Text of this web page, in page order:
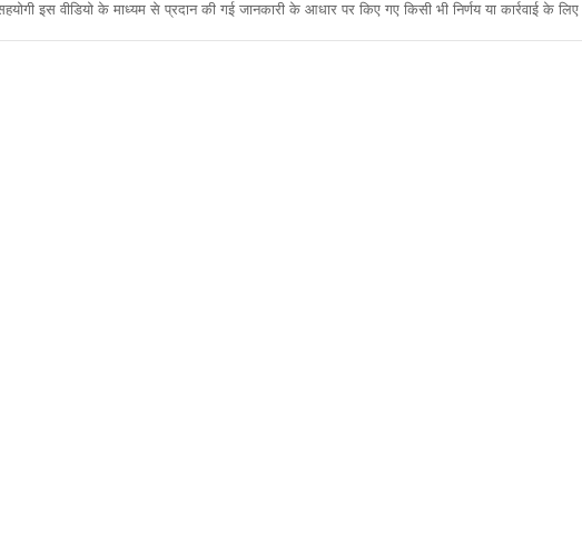
इस वीडियो के माध्यम से प्रदान की गई जानकारी के आधार पर किए गए किसी भी निर्णय या कार्रवाई के लिए